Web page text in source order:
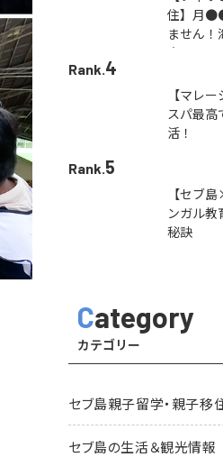
住】月
ません！
音
Rank.4
【マレ
スパ最高
活！
Rank.5
【セブ
ンガル教
秘訣
Category
カテゴリー
セブ島親子留学・親子移
セブ島の生活＆観光情報